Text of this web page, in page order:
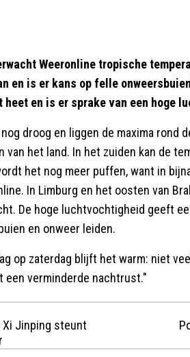
Weeronline tropische
en is er kans op felle
heet en is er sprake van een hoge
droog en liggen de maxima rond
van het land. In het zuiden kan de
het nog meer puffen, want in
In Limburg en het oosten van
De hoge luchtvochtigheid geeft
en onweer leiden.
op zaterdag blijft het warm: niet
een verminderde nachtrust."
Jinping steunt